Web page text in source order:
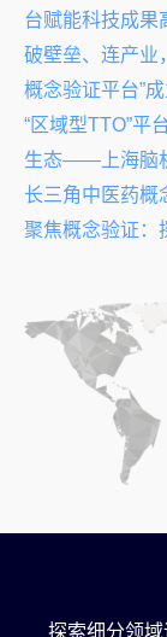
台赋能科技成果
破壁垒、连产
概念验证平台”
“区域型TTO”平
生态——上海脑
长三角中医药概
聚焦概念验证：
探索细分领